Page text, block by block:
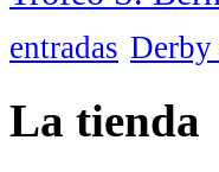
entradas
La tienda